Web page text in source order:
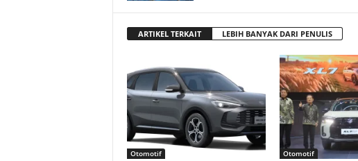
ARTIKEL TERKAIT LEBIH BANYAK DARI PENULIS
Otomotif Otomotif